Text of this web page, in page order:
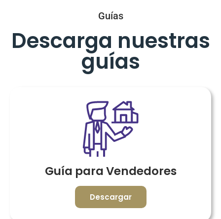
Guías
Descarga nuestras
guías
Guía para Vendedores
Descargar